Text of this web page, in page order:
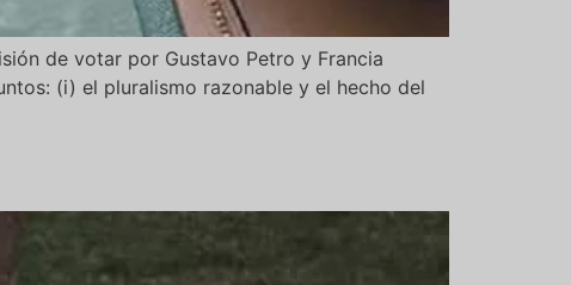
de votar por Gustavo Petro y Francia
(i) el pluralismo razonable y el hecho del